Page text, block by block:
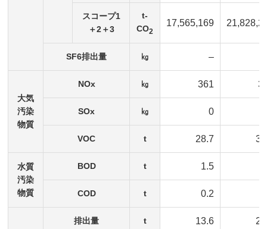
スコープ1
＋2＋3
t-
CO2
17,565,169
SF6排出量 ㎏ –
大気
汚染
物質
NOx ㎏ 361
SOx ㎏ 0
VOC t 28.7
水質
汚染
物質
BOD t 1.5
COD t 0.2
排出量 t 13.6